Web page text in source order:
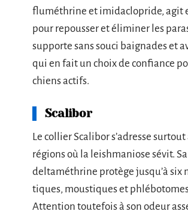
fluméthrine et imidaclopride, agit
pour repousser et éliminer les
supporte sans souci baignades et
qui en fait un choix de confiance
chiens actifs.
Scalibor
Le collier Scalibor s’adresse surtout
régions où la leishmaniose sévit. Sa
deltaméthrine protège jusqu’à six
tiques, moustiques et
Attention toutefois à son odeur